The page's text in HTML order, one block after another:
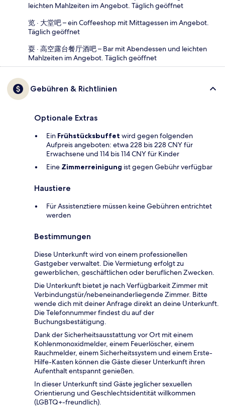
leichten Mahlzeiten im Angebot. Täglich geöffnet
览 · 大堂吧 – ein Coffeeshop mit Mittagessen im Angebot.
Täglich geöffnet
耍 · 高空露台餐厅酒吧 – Bar mit Abendessen und leichten
Mahlzeiten im Angebot. Täglich geöffnet
Gebühren & Richtlinien
Optionale Extras
Ein Frühstücksbuffet wird gegen folgenden
Aufpreis angeboten: etwa 228 bis 228 CNY für
Erwachsene und 114 bis 114 CNY für Kinder
Eine Zimmerreinigung ist gegen Gebühr verfügbar
Haustiere
Für Assistenztiere müssen keine Gebühren entrichtet
werden
Bestimmungen
Diese Unterkunft wird von einem professionellen
Gastgeber verwaltet. Die Vermietung erfolgt zu
gewerblichen, geschäftlichen oder beruflichen Zwecken.
Die Unterkunft bietet je nach Verfügbarkeit Zimmer mit
Verbindungstür/nebeneinanderliegende Zimmer. Bitte
wende dich mit deiner Anfrage direkt an deine Unterkunft.
Die Telefonnummer findest du auf der
Buchungsbestätigung.
Dank der Sicherheitsausstattung vor Ort mit einem
Kohlenmonoxidmelder, einem Feuerlöscher, einem
Rauchmelder, einem Sicherheitssystem und einem Erste-
Hilfe-Kasten können die Gäste dieser Unterkunft ihren
Aufenthalt entspannt genießen.
In dieser Unterkunft sind Gäste jeglicher sexuellen
Orientierung und Geschlechtsidentität willkommen
(LGBTQ+-freundlich).